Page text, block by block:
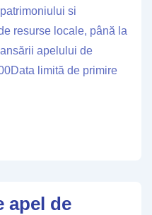
si
resurse locale, până la
apelului de
limită de primire
apel de